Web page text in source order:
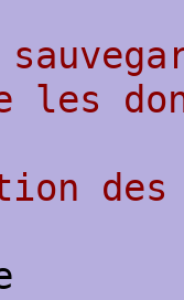
les
des